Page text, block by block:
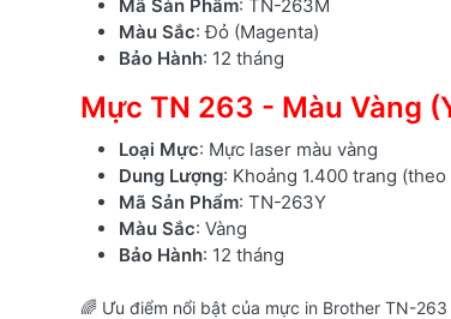
Mã Sản Phẩm: TN-263M
Màu Sắc: Đỏ (Magenta)
Bảo Hành: 12 tháng
Mực TN 263 - Màu Vàng
Loại Mực: Mực laser màu vàng
Dung Lượng: Khoảng 1.400 trang
Mã Sản Phẩm: TN-263Y
Màu Sắc: Vàng
Bảo Hành: 12 tháng
🌈 Ưu điểm nổi bật của mực in Brother TN-263